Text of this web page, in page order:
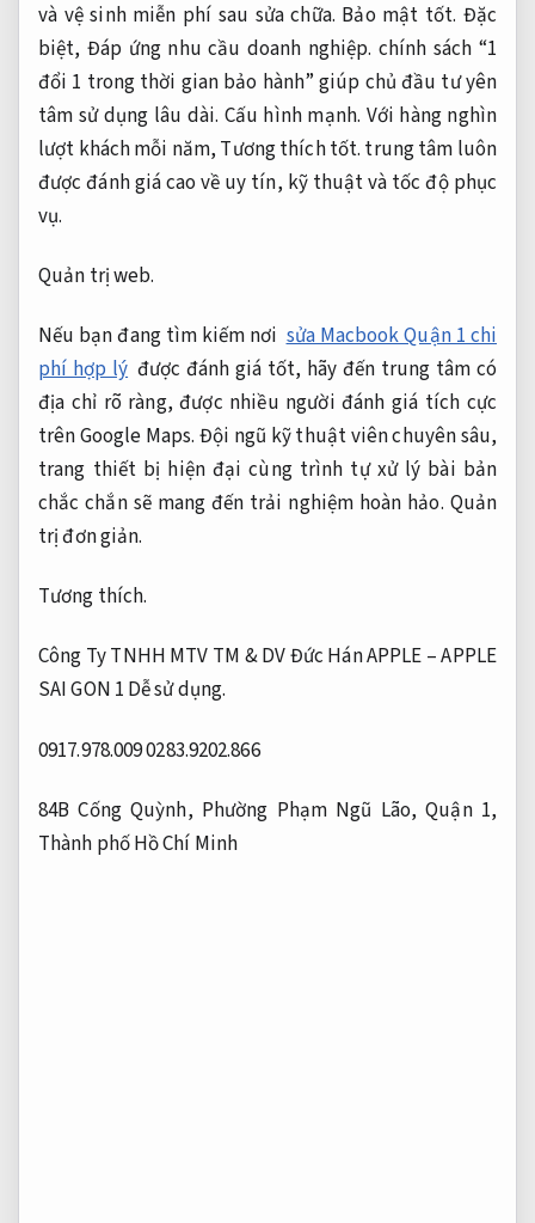
và vệ sinh miễn phí sau sửa chữa. Bảo mật tốt. Đặc
biệt, Đáp ứng nhu cầu doanh nghiệp. chính sách “1
đổi 1 trong thời gian bảo hành” giúp chủ đầu tư yên
tâm sử dụng lâu dài. Cấu hình mạnh. Với hàng nghìn
lượt khách mỗi năm, Tương thích tốt. trung tâm luôn
được đánh giá cao về uy tín, kỹ thuật và tốc độ phục
vụ.
Quản trị web.
Nếu bạn đang tìm kiếm nơi sửa Macbook Quận 1 chi
phí hợp lý được đánh giá tốt, hãy đến trung tâm có
địa chỉ rõ ràng, được nhiều người đánh giá tích cực
trên Google Maps. Đội ngũ kỹ thuật viên chuyên sâu,
trang thiết bị hiện đại cùng trình tự xử lý bài bản
chắc chắn sẽ mang đến trải nghiệm hoàn hảo. Quản
trị đơn giản.
Tương thích.
Công Ty TNHH MTV TM & DV Đức Hán APPLE – APPLE
SAI GON 1 Dễ sử dụng.
0917.978.0090283.9202.866
84B Cống Quỳnh, Phường Phạm Ngũ Lão, Quận 1,
Thành phố Hồ Chí Minh